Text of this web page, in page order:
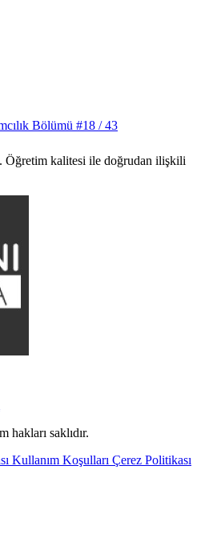
Bölümü #18 / 43
Öğretim kalitesi ile doğrudan ilişkili
saklıdır.
Kullanım Koşulları Çerez Politikası